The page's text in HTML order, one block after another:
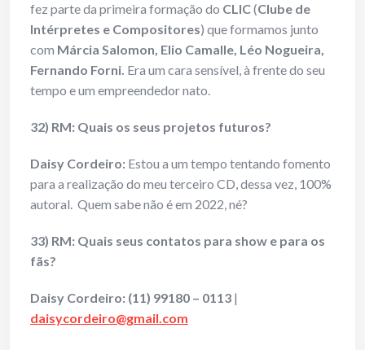
fez parte da primeira formação do CLIC(Clube de
Intérpretes e Compositores) que formamos junto
com Márcia Salomon, Elio Camalle, Léo Nogueira,
Fernando Forni. Era um cara sensível, à frente do seu
tempo e um empreendedor nato.
32) RM: Quais os seus projetos futuros?
Daisy Cordeiro: Estou a um tempo tentando fomento
para a realização do meu terceiro CD, dessa vez, 100%
autoral. Quem sabe não é em 2022, né?
33) RM: Quais seus contatos para show e para os
fãs?
Daisy Cordeiro: (11) 99180 – 0113 |
daisycordeiro@gmail.com